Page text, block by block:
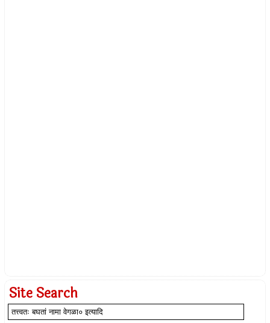
Site Search